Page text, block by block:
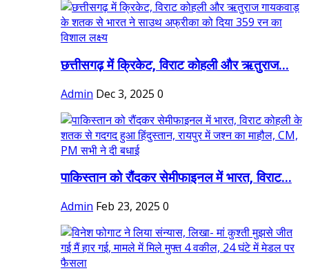
छत्तीसगढ़ में क्रिकेट, विराट कोहली और ऋतुराज...
Admin Dec 3, 2025 0
पाकिस्तान को रौंदकर सेमीफाइनल में भारत, विराट...
Admin Feb 23, 2025 0